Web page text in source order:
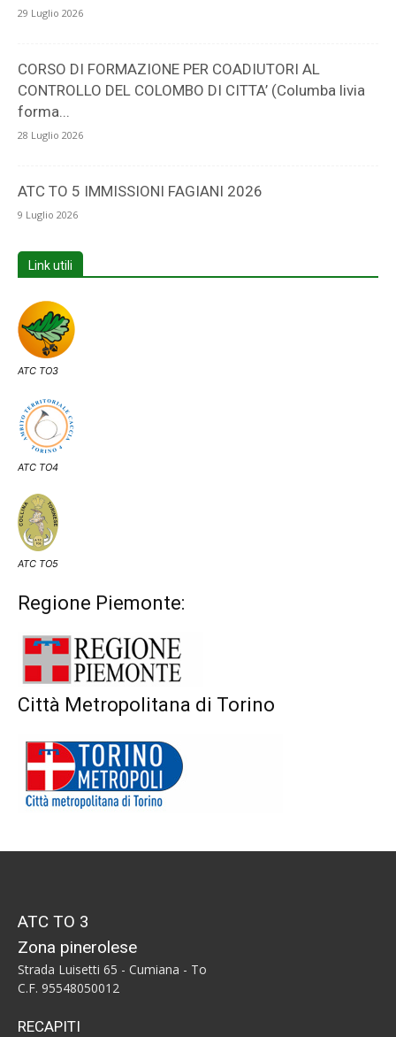
29 Luglio 2026
CORSO DI FORMAZIONE PER COADIUTORI AL
CONTROLLO DEL COLOMBO DI CITTA’ (Columba livia
forma...
28 Luglio 2026
ATC TO 5 IMMISSIONI FAGIANI 2026
9 Luglio 2026
Link utili
ATC TO3
ATC TO4
ATC TO5
Regione Piemonte:
Città Metropolitana di Torino
ATC TO 3
Zona pinerolese
Strada Luisetti 65 - Cumiana - To
C.F. 95548050012
RECAPITI